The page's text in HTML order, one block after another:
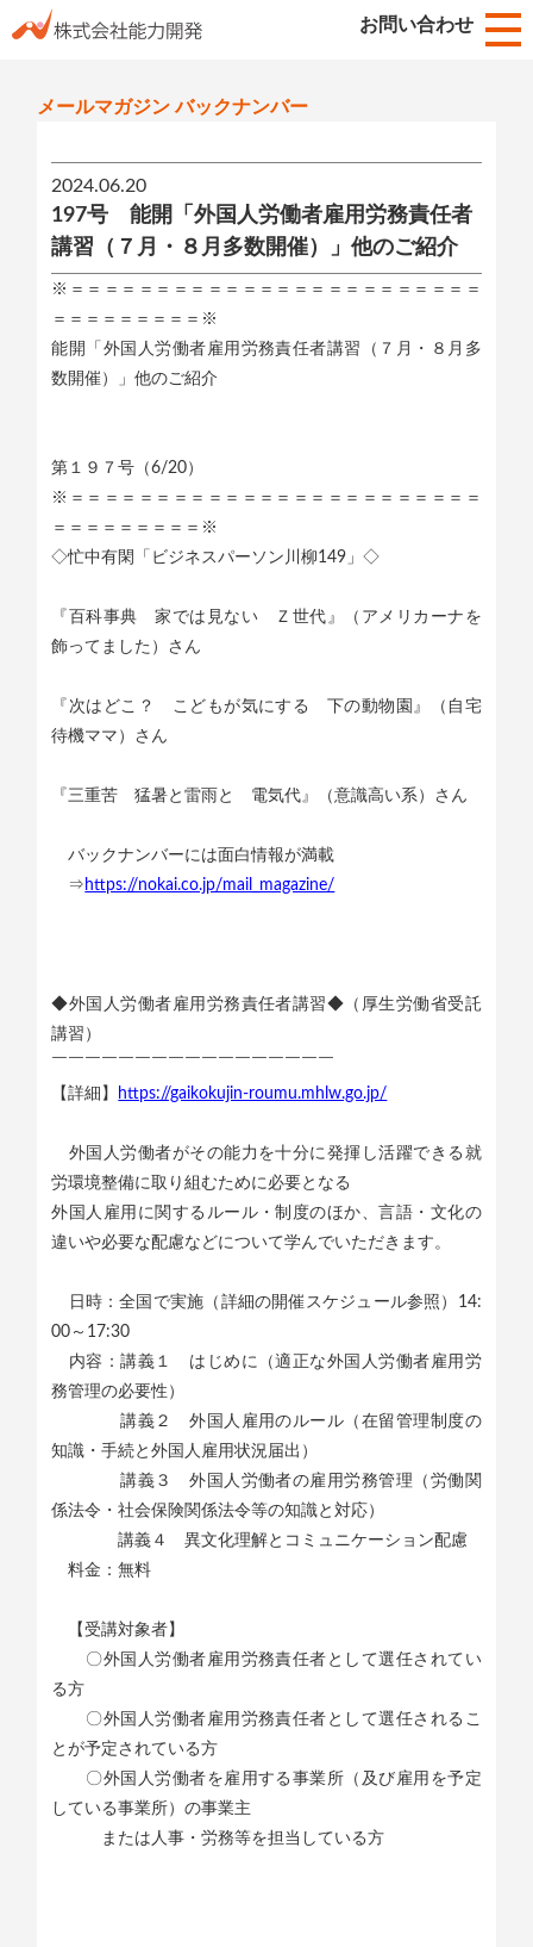
お問い合わせ
お知らせ
HOME
メールマガジン バックナンバー
2024.06.20
197号 能開「外国人労働者雇用労務責任者
講習（７月・８月多数開催）」他のご紹介
※＝＝＝＝＝＝＝＝＝＝＝＝＝＝＝＝＝＝＝＝＝＝＝＝
＝＝＝＝＝＝＝＝＝※
能開「外国人労働者雇用労務責任者講習（７月・８月多
数開催）」他のご紹介
第１９７号（6/20）
※＝＝＝＝＝＝＝＝＝＝＝＝＝＝＝＝＝＝＝＝＝＝＝＝
＝＝＝＝＝＝＝＝＝※
◇忙中有閑「ビジネスパーソン川柳149」◇
『百科事典 家では見ない Ｚ世代』（アメリカーナを
飾ってました）さん
『次はどこ？ こどもが気にする 下の動物園』（自宅
待機ママ）さん
『三重苦 猛暑と雷雨と 電気代』（意識高い系）さん
バックナンバーには面白情報が満載
⇒ https://nokai.co.jp/mail_magazine/
◆外国人労働者雇用労務責任者講習◆（厚生労働省受託
講習）
￣￣￣￣￣￣￣￣￣￣￣￣￣￣￣￣￣
【詳細】
https://gaikokujin-roumu.mhlw.go.jp/
外国人労働者がその能力を十分に発揮し活躍できる就
労環境整備に取り組むために必要となる
外国人雇用に関するルール・制度のほか、言語・文化の
違いや必要な配慮などについて学んでいただきます。
日時：全国で実施（詳細の開催スケジュール参照）14:
00～17:30
内容：講義１ はじめに（適正な外国人労働者雇用労
務管理の必要性）
講義２ 外国人雇用のルール（在留管理制度の
知識・手続と外国人雇用状況届出）
講義３ 外国人労働者の雇用労務管理（労働関
係法令・社会保険関係法令等の知識と対応）
講義４ 異文化理解とコミュニケーション配慮
料金：無料
【受講対象者】
〇外国人労働者雇用労務責任者として選任されてい
る方
〇外国人労働者雇用労務責任者として選任されるこ
とが予定されている方
〇外国人労働者を雇用する事業所（及び雇用を予定
している事業所）の事業主
または人事・労務等を担当している方